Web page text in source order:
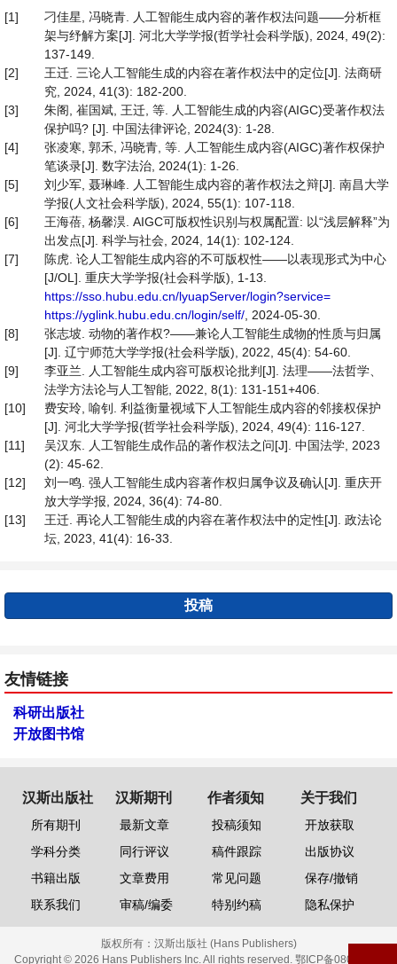
[1]
刁佳星, 冯晓青. 人工智能生成内容的著作权法问题——分析框
架与纾解方案[J]. 河北大学学报(哲学社会科学版), 2024, 49(2):
137-149.
[2]
王迁. 三论人工智能生成的内容在著作权法中的定位[J]. 法商研
究, 2024, 41(3): 182-200.
[3]
朱阁, 崔国斌, 王迁, 等. 人工智能生成的内容(AIGC)受著作权法
保护吗? [J]. 中国法律评论, 2024(3): 1-28.
[4]
张凌寒, 郭禾, 冯晓青, 等. 人工智能生成内容(AIGC)著作权保护
笔谈录[J]. 数字法治, 2024(1): 1-26.
[5]
刘少军, 聂琳峰. 人工智能生成内容的著作权法之辩[J]. 南昌大学
学报(人文社会科学版), 2024, 55(1): 107-118.
[6]
王海蓓, 杨馨淏. AIGC可版权性识别与权属配置: 以“浅层解释”为
出发点[J]. 科学与社会, 2024, 14(1): 102-124.
[7]
陈虎. 论人工智能生成内容的不可版权性——以表现形式为中心
[J/OL]. 重庆大学学报(社会科学版), 1-13.
https://sso.hubu.edu.cn/lyuapServer/login?service=
https://yglink.hubu.edu.cn/login/self/ , 2024-05-30.
[8]
张志坡. 动物的著作权?——兼论人工智能生成物的性质与归属
[J]. 辽宁师范大学学报(社会科学版), 2022, 45(4): 54-60.
[9]
李亚兰. 人工智能生成内容可版权论批判[J]. 法理——法哲学、
法学方法论与人工智能, 2022, 8(1): 131-151+406.
[10]
费安玲, 喻钊. 利益衡量视域下人工智能生成内容的邻接权保护
[J]. 河北大学学报(哲学社会科学版), 2024, 49(4): 116-127.
[11]
吴汉东. 人工智能生成作品的著作权法之问[J]. 中国法学, 2023
(2): 45-62.
[12]
刘一鸣. 强人工智能生成内容著作权归属争议及确认[J]. 重庆开
放大学学报, 2024, 36(4): 74-80.
[13]
王迁. 再论人工智能生成的内容在著作权法中的定性[J]. 政法论
坛, 2023, 41(4): 16-33.
投稿
友情链接
科研出版社
开放图书馆
汉斯出版社
所有期刊
学科分类
书籍出版
联系我们
汉斯期刊
最新文章
同行评议
文章费用
审稿/编委
作者须知
投稿须知
稿件跟踪
常见问题
特别约稿
关于我们
开放获取
出版协议
保存/撤销
隐私保护
版权所有： 汉斯出版社 (Hans Publishers)
Copyright © 2026 Hans Publishers Inc. All rights reserved. 鄂ICP备08006613